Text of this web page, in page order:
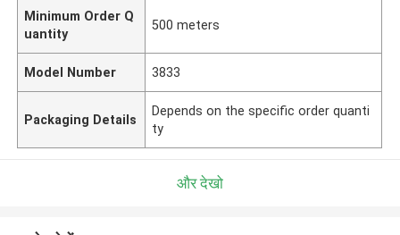
Minimum Order Q
uantity
500 meters
Model Number 3833
Packaging Details
Depends on the specific order quanti
ty
और देखो